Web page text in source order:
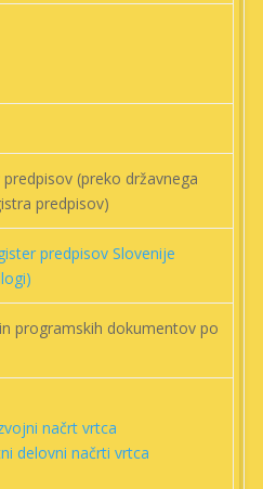
(preko državnega
predpisov)
predpisov Slovenije
programskih dokumentov po
načrt vrtca
delovni načrti vrtca